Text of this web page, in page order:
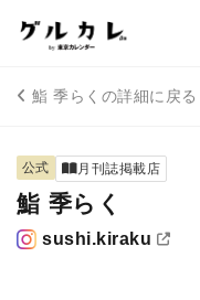
鮨 季らくの詳細に戻る
公式 月刊誌掲載店
鮨 季らく
sushi.kiraku